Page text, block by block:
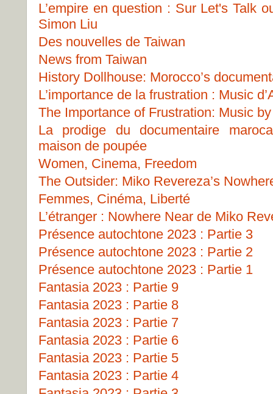
L’empire en question : Sur Let's Talk
Simon Liu
Des nouvelles de Taiwan
News from Taiwan
History Dollhouse: Morocco’s
L’importance de la frustration : Music
The Importance of Frustration: Music
La prodige du documentaire
maison de poupée
Women, Cinema, Freedom
The Outsider: Miko Revereza’s
Femmes, Cinéma, Liberté
L’étranger : Nowhere Near de Miko
Présence autochtone 2023 : Partie 3
Présence autochtone 2023 : Partie 2
Présence autochtone 2023 : Partie 1
Fantasia 2023 : Partie 9
Fantasia 2023 : Partie 8
Fantasia 2023 : Partie 7
Fantasia 2023 : Partie 6
Fantasia 2023 : Partie 5
Fantasia 2023 : Partie 4